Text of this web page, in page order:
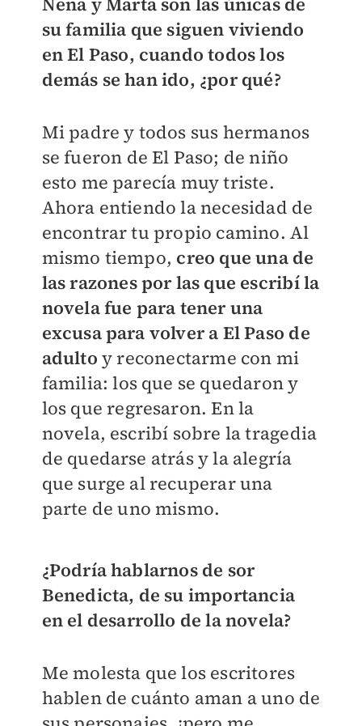
su familia que siguen viviendo
en El Paso, cuando todos los
demás se han ido, ¿por qué?
Mi padre y todos sus hermanos
se fueron de El Paso; de niño
esto me parecía muy triste.
Ahora entiendo la necesidad de
encontrar tu propio camino. Al
mismo tiempo, creo que una de
las razones por las que escribí la
novela fue para tener una
excusa para volver a El Paso de
adulto y reconectarme con mi
familia: los que se quedaron y
los que regresaron. En la
novela, escribí sobre la tragedia
de quedarse atrás y la alegría
que surge al recuperar una
parte de uno mismo.
¿Podría hablarnos de sor
Benedicta, de su importancia
en el desarrollo de la novela?
Me molesta que los escritores
hablen de cuánto aman a uno de